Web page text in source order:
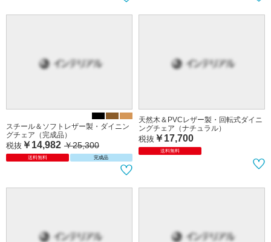
スチール＆ソフトレザー製・ダイニン
グチェア（完成品）
税抜 ￥14,982 ￥25,300
送料無料 完成品
天然木＆PVCレザー製・回転式ダイニ
ングチェア（ナチュラル）
税抜 ￥17,700
送料無料